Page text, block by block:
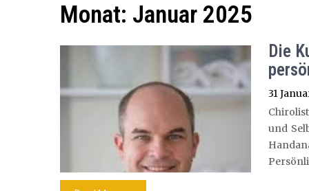
Monat: Januar 2025
Die
31
und